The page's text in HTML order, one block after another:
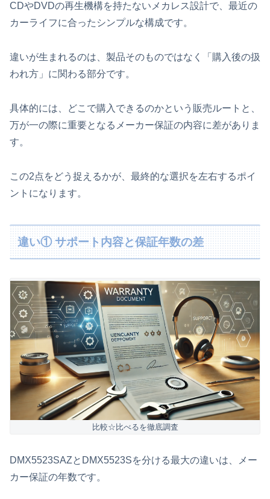
CDやDVDの再生機構を持たないメカレス設計で、最近の
カーライフに合ったシンプルな構成です。
違いが生まれるのは、製品そのものではなく「購入後の扱
われ方」に関わる部分です。
具体的には、どこで購入できるのかという販売ルートと、
万が一の際に重要となるメーカー保証の内容に差がありま
す。
この2点をどう捉えるかが、最終的な選択を左右するポイ
ントになります。
違い① サポート内容と保証年数の差
比較☆比べるを徹底調査
DMX5523SAZとDMX5523Sを分ける最大の違いは、メー
カー保証の年数です。